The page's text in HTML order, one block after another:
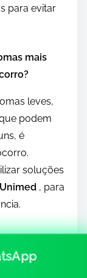
para evitar
mais
leves,
podem
é
soluções
, para